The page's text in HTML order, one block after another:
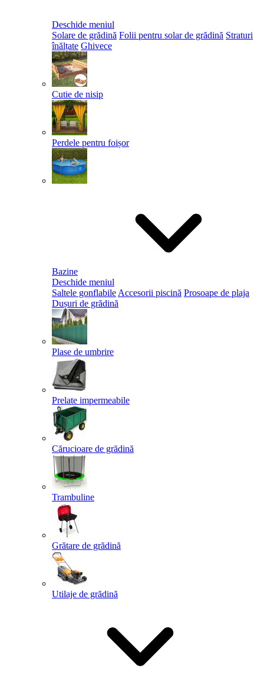
Deschide meniul
Solare de grădină Folii pentru solar de grădină Straturi
înălțate Ghivece
Cutie de nisip
Perdele pentru foișor
Bazine
Deschide meniul
Saltele gonflabile Accesorii piscină Prosoape de plaja
Dușuri de grădină
Plase de umbrire
Prelate impermeabile
Cărucioare de grădină
Trambuline
Grătare de grădină
Utilaje de grădină